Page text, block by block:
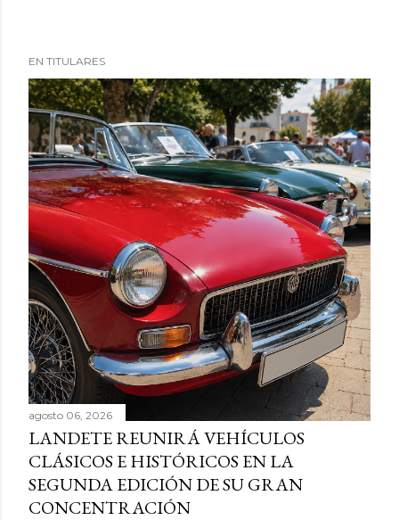
EN TITULARES
agosto 06, 2026
LANDETE REUNIRÁ VEHÍCULOS
CLÁSICOS E HISTÓRICOS EN LA
SEGUNDA EDICIÓN DE SU GRAN
CONCENTRACIÓN